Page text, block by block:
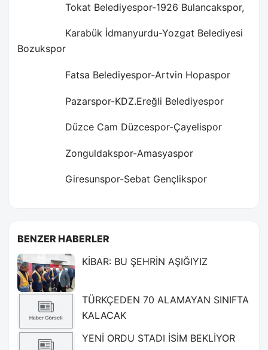
Tokat Belediyespor-1926 Bulancakspor,
Karabük İdmanyurdu-Yozgat Belediyesi
Bozukspor
Fatsa Belediyespor-Artvin Hopaspor
Pazarspor-KDZ.Ereğli Belediyespor
Düzce Cam Düzcespor-Çayelispor
Zonguldakspor-Amasyaspor
Giresunspor-Sebat Gençlikspor
BENZER HABERLER
KİBAR: BU ŞEHRİN AŞIĞIYIZ
TÜRKÇEDEN 70 ALAMAYAN SINIFTA
KALACAK
YENİ ORDU STADI İSİM BEKLİYOR